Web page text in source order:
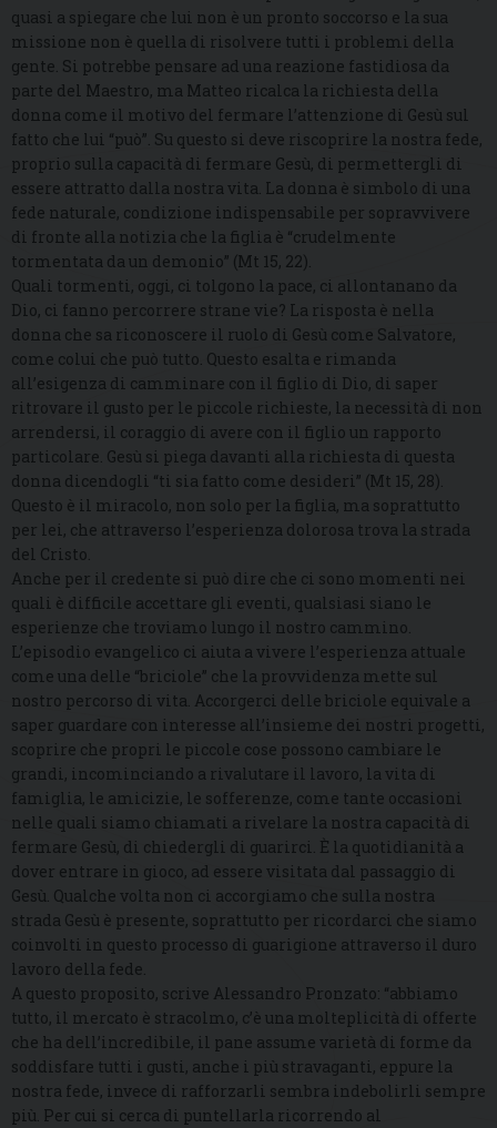
quasi a spiegare che lui non è un pronto soccorso e la sua
missione non è quella di risolvere tutti i problemi della
gente. Si potrebbe pensare ad una reazione fastidiosa da
parte del Maestro, ma Matteo ricalca la richiesta della
donna come il motivo del fermare l’attenzione di Gesù sul
fatto che lui “può”. Su questo si deve riscoprire la nostra fede,
proprio sulla capacità di fermare Gesù, di permettergli di
essere attratto dalla nostra vita. La donna è simbolo di una
fede naturale, condizione indispensabile per sopravvivere
di fronte alla notizia che la figlia è “crudelmente
tormentata da un demonio” (Mt 15, 22).
Quali tormenti, oggi, ci tolgono la pace, ci allontanano da
Dio, ci fanno percorrere strane vie? La risposta è nella
donna che sa riconoscere il ruolo di Gesù come Salvatore,
come colui che può tutto. Questo esalta e rimanda
all’esigenza di camminare con il figlio di Dio, di saper
ritrovare il gusto per le piccole richieste, la necessità di non
arrendersi, il coraggio di avere con il figlio un rapporto
particolare. Gesù si piega davanti alla richiesta di questa
donna dicendogli “ti sia fatto come desideri” (Mt 15, 28).
Questo è il miracolo, non solo per la figlia, ma soprattutto
per lei, che attraverso l’esperienza dolorosa trova la strada
del Cristo.
Anche per il credente si può dire che ci sono momenti nei
quali è difficile accettare gli eventi, qualsiasi siano le
esperienze che troviamo lungo il nostro cammino.
L’episodio evangelico ci aiuta a vivere l’esperienza attuale
come una delle “briciole” che la provvidenza mette sul
nostro percorso di vita. Accorgerci delle briciole equivale a
saper guardare con interesse all’insieme dei nostri progetti,
scoprire che propri le piccole cose possono cambiare le
grandi, incominciando a rivalutare il lavoro, la vita di
famiglia, le amicizie, le sofferenze, come tante occasioni
nelle quali siamo chiamati a rivelare la nostra capacità di
fermare Gesù, di chiedergli di guarirci. È la quotidianità a
dover entrare in gioco, ad essere visitata dal passaggio di
Gesù. Qualche volta non ci accorgiamo che sulla nostra
strada Gesù è presente, soprattutto per ricordarci che siamo
coinvolti in questo processo di guarigione attraverso il duro
lavoro della fede.
A questo proposito, scrive Alessandro Pronzato: “abbiamo
tutto, il mercato è stracolmo, c’è una molteplicità di offerte
che ha dell’incredibile, il pane assume varietà di forme da
soddisfare tutti i gusti, anche i più stravaganti, eppure la
nostra fede, invece di rafforzarli sembra indebolirli sempre
più. Per cui si cerca di puntellarla ricorrendo al